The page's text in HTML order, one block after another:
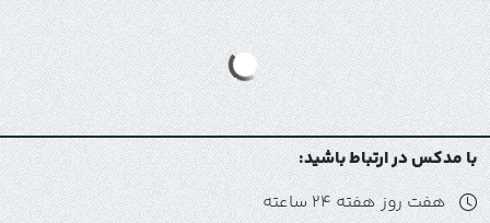
با مدکس در ارتباط باشید:
هفت روز هفته 24 ساعته